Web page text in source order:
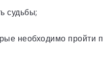
судьбы;
необходимо